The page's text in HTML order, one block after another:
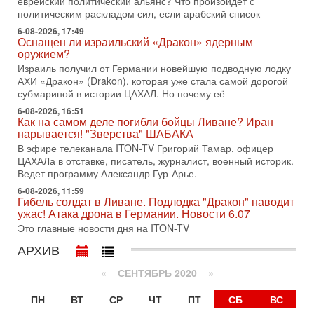
1-08-2026, 17:50
«Русский голос» Израиля: кто заберет его на этот
раз?
Голоса русскоязычных репатриантов не раз кардинально
меняли политический ландшафт Израиля. Достаточно
вспомнить взлет партии «Исраэль ба-алия», когда
31-07-2026, 17:00
Тайны закрытых дверей: о чём на самом деле
молчат Трамп и Нетаньяху?
Недавний визит премьер-министра Израиля Биньямина
Нетаньяху в США и его встреча с Дональдом Трампом
оставили больше вопросов, чем ответов. Полная
31-07-2026, 15:18
Иран готовит покушение на Нетаниягу! Трамп не
хочет эскалации, но КСИР готовит взрыв!
В эфире телеканала ITON-TV СЕРГЕЙ МИГДАЛЬ, эксперт
по вопросам безопасности, офицер запаса
Международного управления полиции Израиля, автор
31-07-2026, 09:02
Битва за разоружение ХАМАСа - НОВОСТИ
Сегодня президент США Дональд Трамп заявил о
достижении исторического соглашения о полном
политическим раскладом сил, если арабский список
6-08-2026, 17:49
Оснащен ли израильский «Дракон» ядерным
оружием?
Израиль получил от Германии новейшую подводную лодку
АХИ «Дракон» (Drakon), которая уже стала самой дорогой
субмариной в истории ЦАХАЛ. Но почему её
6-08-2026, 16:51
Как на самом деле погибли бойцы Ливане? Иран
нарывается! "Зверства" ШАБАКА
В эфире телеканала ITON-TV Григорий Тамар, офицер
ЦАХАЛа в отставке, писатель, журналист, военный историк.
Ведет программу Александр Гур-Арье.
6-08-2026, 11:59
Гибель солдат в Ливане. Подлодка "Дракон" наводит
ужас! Атака дрона в Германии. Новости 6.07
Это главные новости дня на ITON-TV
АРХИВ
« СЕНТЯБРЬ 2020 »
ПН
ВТ СР ЧТ ПТ СБ
ВС